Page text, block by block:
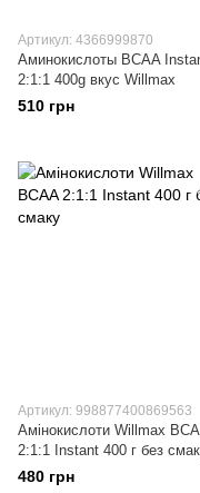
Артикул: 4366999870
Аминокислоты BCAA
2:1:1 400g вкус Willmax
510 грн
Артикул: 998877400869563
Амінокислоти Willmax
2:1:1 Instant 400 г без
480 грн